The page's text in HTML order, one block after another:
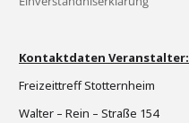
Kontaktdaten Veranstalter:
Freizeittreff Stotternheim
Walter – Rein – Straße 154